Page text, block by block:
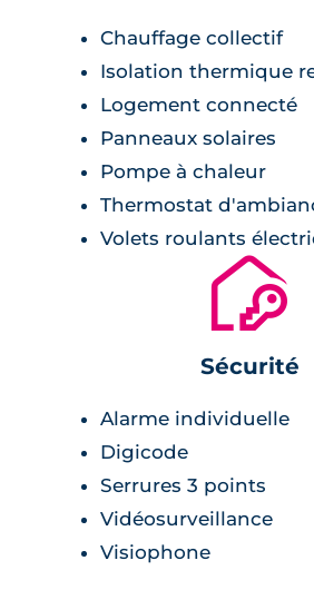
Chauffage collectif
Isolation thermique
Logement connecté
Panneaux solaires
Pompe à chaleur
Thermostat
Volets roulants
🔐
Sécurité
Alarme individuelle
Digicode
Serrures 3 points
Vidéosurveillance
Visiophone